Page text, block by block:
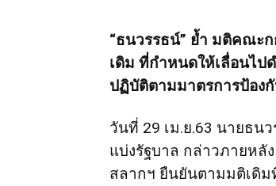
“ธนวรรธน์” ย้ำ มติคณะ
เดิม ที่กำหนดให้เลื่อนไป
ปฏิบัติตามมาตรการป้อง
วันที่ 29 เม.ย.63 นายธ
แบ่งรัฐบาล กล่าวภายหลั
สลากฯ ยืนยันตามมติเดิม